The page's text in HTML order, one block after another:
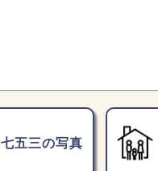
七五三の写真